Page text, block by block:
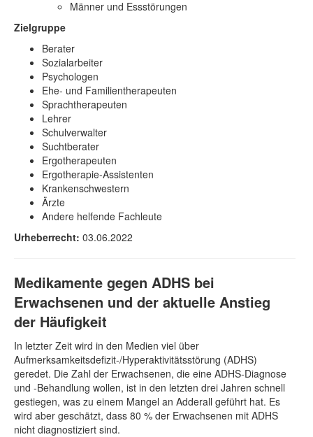
Männer und Essstörungen
Zielgruppe
Berater
Sozialarbeiter
Psychologen
Ehe- und Familientherapeuten
Sprachtherapeuten
Lehrer
Schulverwalter
Suchtberater
Ergotherapeuten
Ergotherapie-Assistenten
Krankenschwestern
Ärzte
Andere helfende Fachleute
Urheberrecht: 03.06.2022
Medikamente gegen ADHS bei
Erwachsenen und der aktuelle Anstieg
der Häufigkeit
In letzter Zeit wird in den Medien viel über
Aufmerksamkeitsdefizit-/Hyperaktivitätsstörung (ADHS)
geredet. Die Zahl der Erwachsenen, die eine ADHS-Diagnose
und -Behandlung wollen, ist in den letzten drei Jahren schnell
gestiegen, was zu einem Mangel an Adderall geführt hat. Es
wird aber geschätzt, dass 80 % der Erwachsenen mit ADHS
nicht diagnostiziert sind.